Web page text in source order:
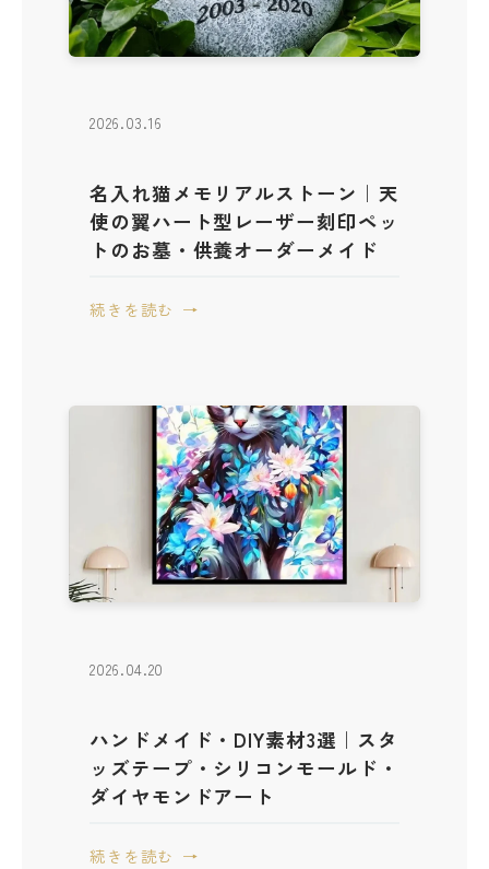
2026.03.16
名入れ猫メモリアルストーン｜天
使の翼ハート型レーザー刻印ペッ
トのお墓・供養オーダーメイド
続きを読む
2026.04.20
ハンドメイド・DIY素材3選｜スタ
ッズテープ・シリコンモールド・
ダイヤモンドアート
続きを読む